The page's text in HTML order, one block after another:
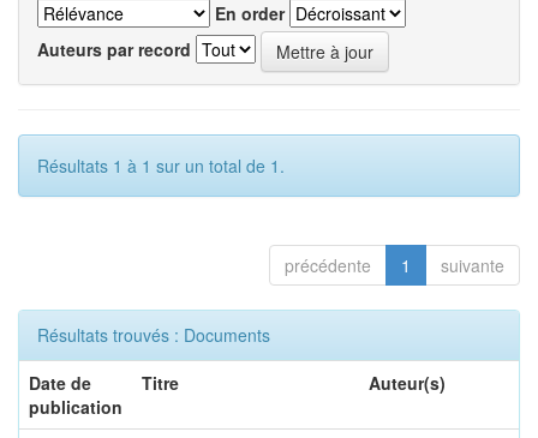
En order
Auteurs par record
Résultats 1 à 1 sur un total de 1.
précédente 1 suivante
Résultats trouvés : Documents
Date de
publication
Titre Auteur(s)